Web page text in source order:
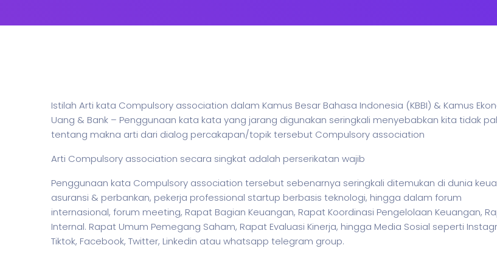
Istilah Arti kata Compulsory association dalam Kamus Besar Bahasa Indonesia (KBBI) & Kamus
Uang & Bank – Penggunaan kata kata yang jarang digunakan seringkali menyebabkan kita tidak
tentang makna arti dari dialog percakapan/topik tersebut Compulsory association
Arti Compulsory association secara singkat adalah perserikatan wajib
Penggunaan kata Compulsory association tersebut sebenarnya seringkali ditemukan di dunia
asuransi & perbankan, pekerja professional startup berbasis teknologi, hingga dalam forum
internasional, forum meeting, Rapat Bagian Keuangan, Rapat Koordinasi Pengelolaan Keuangan,
Internal. Rapat Umum Pemegang Saham, Rapat Evaluasi Kinerja, hingga Media Sosial seperti
Tiktok, Facebook, Twitter, Linkedin atau whatsapp telegram group.